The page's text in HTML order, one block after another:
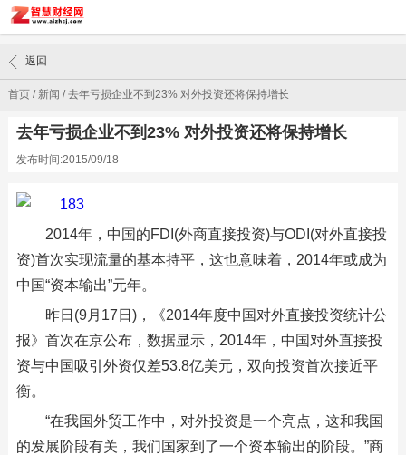
首页/ 新闻 /去年亏损企业不到23% 对外投资还将保持增长
返回
去年亏损企业不到23% 对外投资还将保持增长
发布时间:2015/09/18
2014年，中国的FDI(外商直接投资)与ODI(对外直接投
资)首次实现流量的基本持平，这也意味着，2014年或成为
中国“资本输出”元年。
昨日(9月17日)，《2014年度中国对外直接投资统计公
报》首次在京公布，数据显示，2014年，中国对外直接投
资与中国吸引外资仅差53.8亿美元，双向投资首次接近平
衡。
“在我国外贸工作中，对外投资是一个亮点，这和我国
的发展阶段有关，我们国家到了一个资本输出的阶段。”商